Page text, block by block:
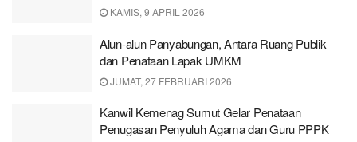
KAMIS, 9 APRIL 2026
Alun-alun Panyabungan, Antara Ruang Publik
dan Penataan Lapak UMKM
JUMAT, 27 FEBRUARI 2026
Kanwil Kemenag Sumut Gelar Penataan
Penugasan Penyuluh Agama dan Guru PPPK